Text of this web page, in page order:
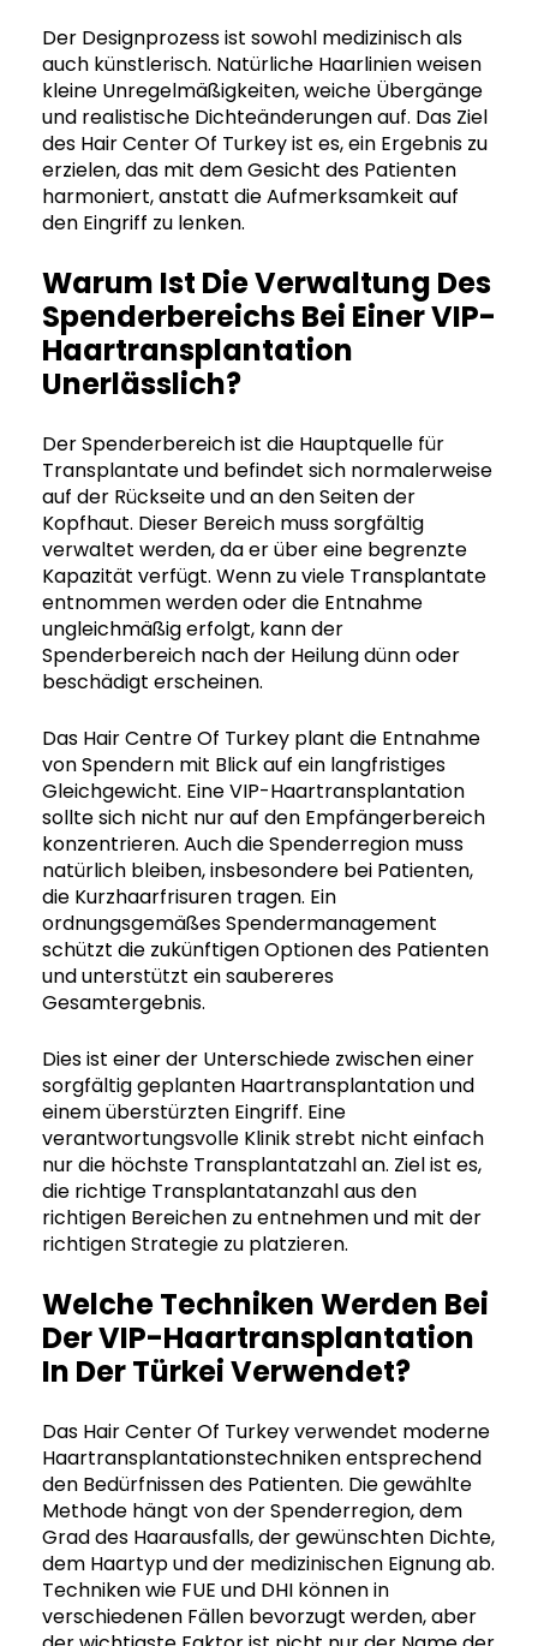
Der Designprozess ist sowohl medizinisch als
auch künstlerisch. Natürliche Haarlinien weisen
kleine Unregelmäßigkeiten, weiche Übergänge
und realistische Dichteänderungen auf. Das Ziel
des Hair Center Of Turkey ist es, ein Ergebnis zu
erzielen, das mit dem Gesicht des Patienten
harmoniert, anstatt die Aufmerksamkeit auf
den Eingriff zu lenken.
Warum Ist Die Verwaltung Des
Spenderbereichs Bei Einer VIP-
Haartransplantation
Unerlässlich?
Der Spenderbereich ist die Hauptquelle für
Transplantate und befindet sich normalerweise
auf der Rückseite und an den Seiten der
Kopfhaut. Dieser Bereich muss sorgfältig
verwaltet werden, da er über eine begrenzte
Kapazität verfügt. Wenn zu viele Transplantate
entnommen werden oder die Entnahme
ungleichmäßig erfolgt, kann der
Spenderbereich nach der Heilung dünn oder
beschädigt erscheinen.
Das Hair Centre Of Turkey plant die Entnahme
von Spendern mit Blick auf ein langfristiges
Gleichgewicht. Eine VIP-Haartransplantation
sollte sich nicht nur auf den Empfängerbereich
konzentrieren. Auch die Spenderregion muss
natürlich bleiben, insbesondere bei Patienten,
die Kurzhaarfrisuren tragen. Ein
ordnungsgemäßes Spendermanagement
schützt die zukünftigen Optionen des Patienten
und unterstützt ein saubereres
Gesamtergebnis.
Dies ist einer der Unterschiede zwischen einer
sorgfältig geplanten Haartransplantation und
einem überstürzten Eingriff. Eine
verantwortungsvolle Klinik strebt nicht einfach
nur die höchste Transplantatzahl an. Ziel ist es,
die richtige Transplantatanzahl aus den
richtigen Bereichen zu entnehmen und mit der
richtigen Strategie zu platzieren.
Welche Techniken Werden Bei
Der VIP-Haartransplantation
In Der Türkei Verwendet?
Das Hair Center Of Turkey verwendet moderne
Haartransplantationstechniken entsprechend
den Bedürfnissen des Patienten. Die gewählte
Methode hängt von der Spenderregion, dem
Grad des Haarausfalls, der gewünschten Dichte,
dem Haartyp und der medizinischen Eignung ab.
Techniken wie FUE und DHI können in
verschiedenen Fällen bevorzugt werden, aber